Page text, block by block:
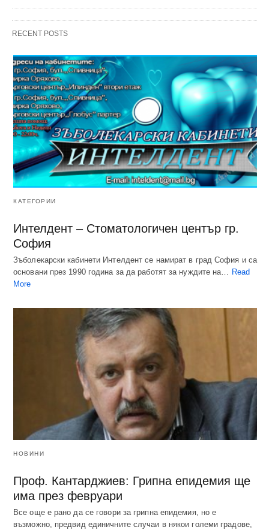
RECENT POSTS
КАТЕГОРИИ
Интелдент – Стоматологичен център гр.
София
Зъболекарски кабинети Интелдент се намират в град София и са
основани през 1990 година за да работят за нуждите на… Read
More
НОВИНИ
Проф. Кантарджиев: Грипна епидемия ще
има през февруари
Все още е рано да се говори за грипна епидемия, но е
възможно, предвид единичните случаи в някои големи градове,